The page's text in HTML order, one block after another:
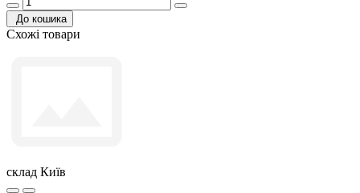
До кошика
Схожі товари
склад Київ